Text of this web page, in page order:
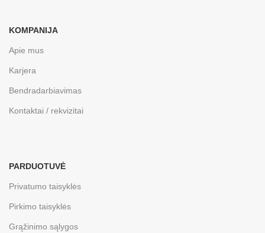
KOMPANIJA
Apie mus
Karjera
Bendradarbiavimas
Kontaktai / rekvizitai
PARDUOTUVĖ
Privatumo taisyklės
Pirkimo taisyklės
Grąžinimo sąlygos